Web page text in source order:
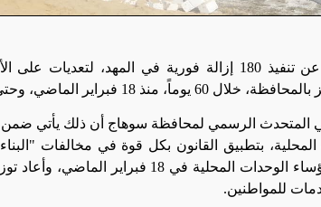
أعلنت محافظة سوهاج عن تنفيذ 180 إزالة فورية في
18 فبراير الماضي، وحتى 18 أبريل الحالي.
المتحدث الرسمي لمحافظة سوهاج أن ذلك يأتي ضمن
بتطبيق القانون بكل قوة في مخالفات
التغييرات الواسعة بين رؤساء الوحدات
للمواطنين.